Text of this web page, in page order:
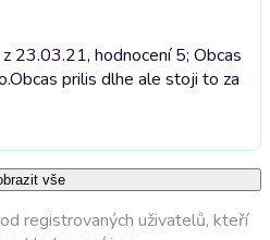
23.03.21, hodnocení 5; Obcas
Obcas prilis dlhe ale stoji to za
vše
registrovaných uživatelů, kteří